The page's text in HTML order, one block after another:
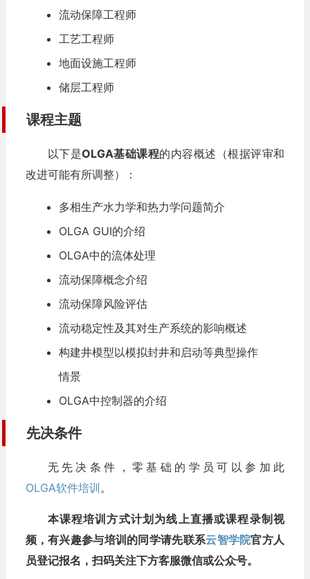
流动保障工程师
工艺工程师
地面设施工程师
储层工程师
课程主题
以下是OLGA基础课程的内容概述（根据评审和
改进可能有所调整）：
多相生产水力学和热力学问题简介
OLGA GUI的介绍
OLGA中的流体处理
流动保障概念介绍
流动保障风险评估
流动稳定性及其对生产系统的影响概述
构建井模型以模拟封井和启动等典型操作
情景
OLGA中控制器的介绍
先决条件
无先决条件，零基础的学员可以参加此
OLGA软件培训 。
本课程培训方式计划为线上直播或课程录制视
频，有兴趣参与培训的同学请先联系云智学院官方人
员登记报名，扫码关注下方客服微信或公众号。